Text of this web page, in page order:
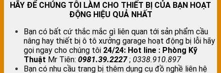
HÃY ĐỂ CHÚNG TÔI LÀM CHO THIẾT BỊ CỦA BẠN HOẠT
ĐỘNG HIỆU QUẢ NHẤT
Bạn có bất cứ thắc mắc gì liên quan tới sản phẩm cầu
nâng hay thiết bị ô tô xưởng garage hoạt động bị lỗi hãy
gọi ngay cho chúng tôi 24/24: Hot line : Phòng Kỹ
Thuật Mr Tiên: 0981.39.2227; 0338.910.897
Bạn có nhu cầu trang bị thêm dụng cụ đồ nghề liên hệ